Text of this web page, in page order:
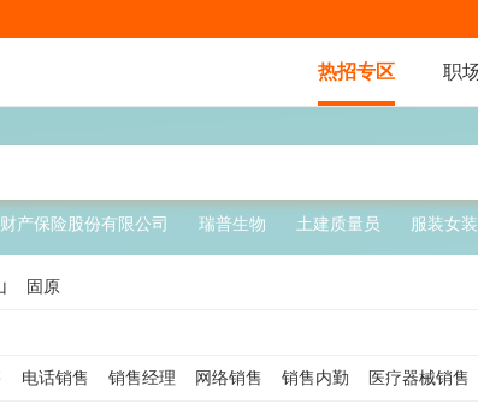
热招专区 职
产保险股份有限公司 瑞普生物 土建质量员 服装女
固原
电话销售 销售经理 网络销售 销售内勤 医疗器械销售